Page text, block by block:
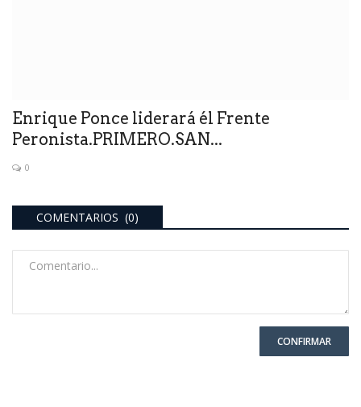
Enrique Ponce liderará él Frente
Peronista.PRIMERO.SAN...
0
COMENTARIOS (0)
CONFIRMAR